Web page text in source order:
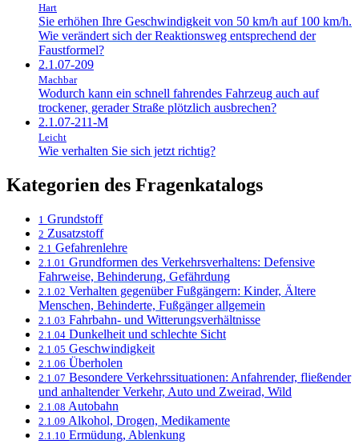
Hart
Sie erhöhen Ihre Geschwindigkeit von 50 km/h auf 100 km/h.
Wie verändert sich der Reaktionsweg entsprechend der
Faustformel?
2.1.07-209
Machbar
Wodurch kann ein schnell fahrendes Fahrzeug auch auf
trockener, gerader Straße plötzlich ausbrechen?
2.1.07-211-M
Leicht
Wie verhalten Sie sich jetzt richtig?
Kategorien des Fragenkatalogs
1 Grundstoff
2 Zusatzstoff
2.1 Gefahrenlehre
2.1.01 Grundformen des Verkehrsverhaltens: Defensive
Fahrweise, Behinderung, Gefährdung
2.1.02 Verhalten gegenüber Fußgängern: Kinder, Ältere
Menschen, Behinderte, Fußgänger allgemein
2.1.03 Fahrbahn- und Witterungsverhältnisse
2.1.04 Dunkelheit und schlechte Sicht
2.1.05 Geschwindigkeit
2.1.06 Überholen
2.1.07 Besondere Verkehrssituationen: Anfahrender, fließender
und anhaltender Verkehr, Auto und Zweirad, Wild
2.1.08 Autobahn
2.1.09 Alkohol, Drogen, Medikamente
2.1.10 Ermüdung, Ablenkung